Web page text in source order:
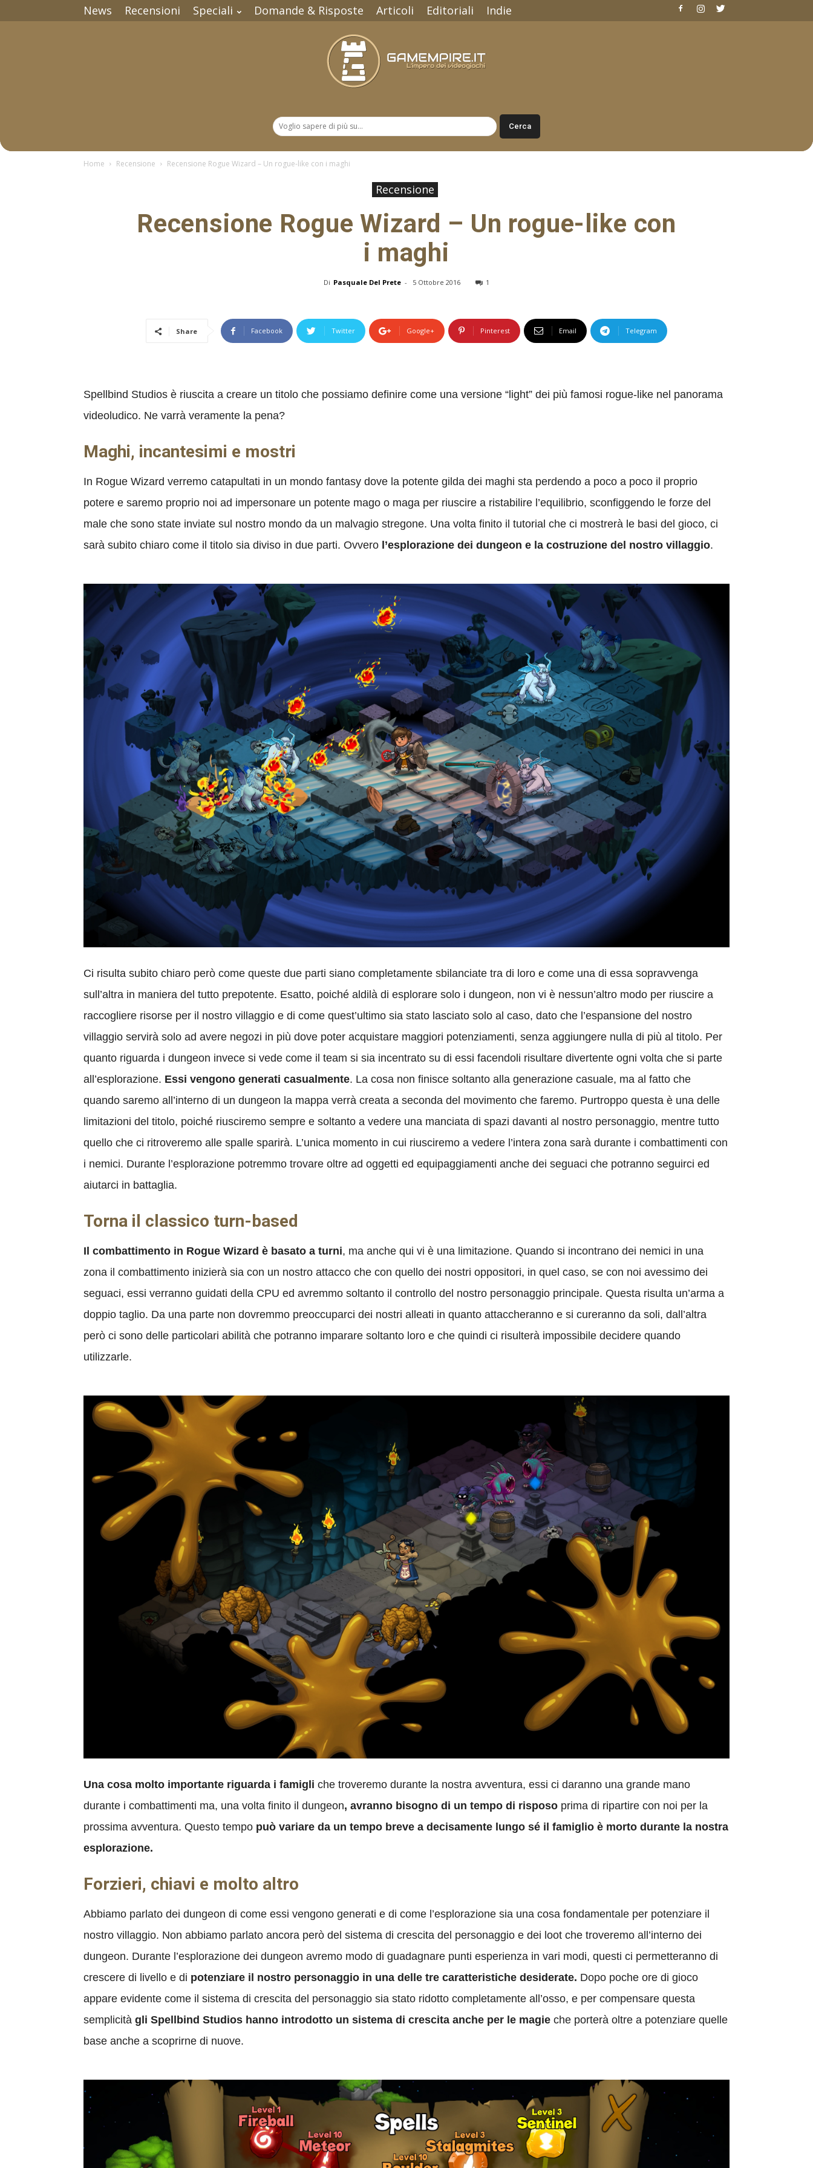
News Recensioni Speciali Domande & Risposte Articoli Editoriali Indie
Home Recensione Recensione Rogue Wizard – Un rogue-like con i maghi
Recensione
Recensione Rogue Wizard – Un rogue-like con
i maghi
Di Pasquale Del Prete - 5 Ottobre 2016 1
Share Facebook Twitter Google+ Pinterest Email Telegram
Spellbind Studios è riuscita a creare un titolo che possiamo definire come una versione “light” dei più famosi rogue-like nel panorama
videoludico. Ne varrà veramente la pena?
Maghi, incantesimi e mostri
In Rogue Wizard verremo catapultati in un mondo fantasy dove la potente gilda dei maghi sta perdendo a poco a poco il proprio
potere e saremo proprio noi ad impersonare un potente mago o maga per riuscire a ristabilire l’equilibrio, sconfiggendo le forze del
male che sono state inviate sul nostro mondo da un malvagio stregone. Una volta finito il tutorial che ci mostrerà le basi del gioco, ci
sarà subito chiaro come il titolo sia diviso in due parti. Ovvero l’esplorazione dei dungeon e la costruzione del nostro villaggio.
Ci risulta subito chiaro però come queste due parti siano completamente sbilanciate tra di loro e come una di essa sopravvenga
sull’altra in maniera del tutto prepotente. Esatto, poiché aldilà di esplorare solo i dungeon, non vi è nessun’altro modo per riuscire a
raccogliere risorse per il nostro villaggio e di come quest’ultimo sia stato lasciato solo al caso, dato che l’espansione del nostro
villaggio servirà solo ad avere negozi in più dove poter acquistare maggiori potenziamenti, senza aggiungere nulla di più al titolo. Per
quanto riguarda i dungeon invece si vede come il team si sia incentrato su di essi facendoli risultare divertente ogni volta che si parte
all’esplorazione. Essi vengono generati casualmente. La cosa non finisce soltanto alla generazione casuale, ma al fatto che
quando saremo all’interno di un dungeon la mappa verrà creata a seconda del movimento che faremo. Purtroppo questa è una delle
limitazioni del titolo, poiché riusciremo sempre e soltanto a vedere una manciata di spazi davanti al nostro personaggio, mentre tutto
quello che ci ritroveremo alle spalle sparirà. L’unica momento in cui riusciremo a vedere l’intera zona sarà durante i combattimenti con
i nemici. Durante l’esplorazione potremmo trovare oltre ad oggetti ed equipaggiamenti anche dei seguaci che potranno seguirci ed
aiutarci in battaglia.
Torna il classico turn-based
Il combattimento in Rogue Wizard è basato a turni, ma anche qui vi è una limitazione. Quando si incontrano dei nemici in una
zona il combattimento inizierà sia con un nostro attacco che con quello dei nostri oppositori, in quel caso, se con noi avessimo dei
seguaci, essi verranno guidati della CPU ed avremmo soltanto il controllo del nostro personaggio principale. Questa risulta un’arma a
doppio taglio. Da una parte non dovremmo preoccuparci dei nostri alleati in quanto attaccheranno e si cureranno da soli, dall’altra
però ci sono delle particolari abilità che potranno imparare soltanto loro e che quindi ci risulterà impossibile decidere quando
utilizzarle.
Una cosa molto importante riguarda i famigli che troveremo durante la nostra avventura, essi ci daranno una grande mano
durante i combattimenti ma, una volta finito il dungeon, avranno bisogno di un tempo di risposo prima di ripartire con noi per la
prossima avventura. Questo tempo può variare da un tempo breve a decisamente lungo sé il famiglio è morto durante la nostra
esplorazione.
Forzieri, chiavi e molto altro
Abbiamo parlato dei dungeon di come essi vengono generati e di come l’esplorazione sia una cosa fondamentale per potenziare il
nostro villaggio. Non abbiamo parlato ancora però del sistema di crescita del personaggio e dei loot che troveremo all’interno dei
dungeon. Durante l’esplorazione dei dungeon avremo modo di guadagnare punti esperienza in vari modi, questi ci permetteranno di
crescere di livello e di potenziare il nostro personaggio in una delle tre caratteristiche desiderate. Dopo poche ore di gioco
appare evidente come il sistema di crescita del personaggio sia stato ridotto completamente all’osso, e per compensare questa
semplicità gli Spellbind Studios hanno introdotto un sistema di crescita anche per le magie che porterà oltre a potenziare quelle
base anche a scoprirne di nuove.